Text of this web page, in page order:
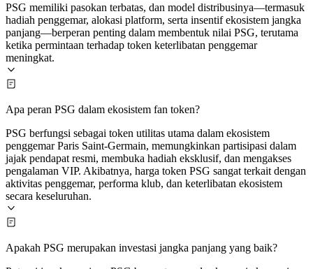
PSG memiliki pasokan terbatas, dan model distribusinya—termasuk
hadiah penggemar, alokasi platform, serta insentif ekosistem jangka
panjang—berperan penting dalam membentuk nilai PSG, terutama
ketika permintaan terhadap token keterlibatan penggemar
meningkat.
Apa peran PSG dalam ekosistem fan token?
PSG berfungsi sebagai token utilitas utama dalam ekosistem
penggemar Paris Saint‑Germain, memungkinkan partisipasi dalam
jajak pendapat resmi, membuka hadiah eksklusif, dan mengakses
pengalaman VIP. Akibatnya, harga token PSG sangat terkait dengan
aktivitas penggemar, performa klub, dan keterlibatan ekosistem
secara keseluruhan.
Apakah PSG merupakan investasi jangka panjang yang baik?